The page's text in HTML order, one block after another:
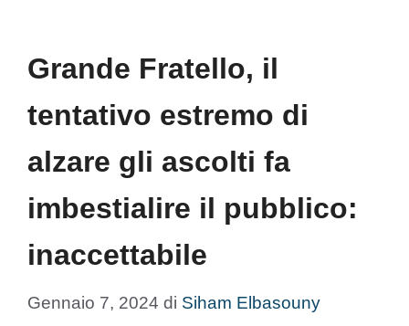
Grande Fratello, il
tentativo estremo di
alzare gli ascolti fa
imbestialire il pubblico:
inaccettabile
Gennaio 7, 2024 di Siham Elbasouny